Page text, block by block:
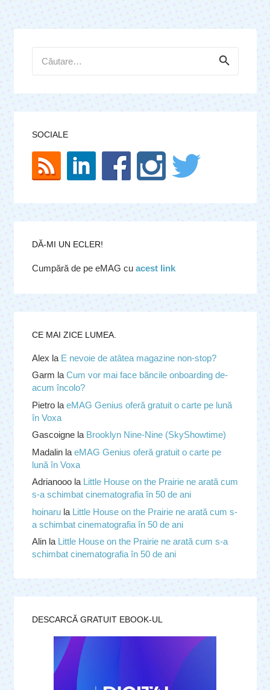
după:
SOCIALE
DĂ-MI UN ECLER!
Cumpără de pe eMAG cu acest link
CE MAI ZICE LUMEA.
Alex la E nevoie de atâtea magazine non-stop?
Garm la Cum vor mai face băncile onboarding de-
acum încolo?
Pietrola eMAG Genius oferă gratuit o carte pe lună
în Voxa
Gascoignela Brooklyn Nine-Nine (SkyShowtime)
Madalinla eMAG Genius oferă gratuit o carte pe
lună în Voxa
Adrianooola Little House on the Prairie ne arată cum
s-a schimbat cinematografia în 50 de ani
hoinarula Little House on the Prairie ne arată cum s-
a schimbat cinematografia în 50 de ani
Alinla Little House on the Prairie ne arată cum s-a
schimbat cinematografia în 50 de ani
DESCARCĂ GRATUIT EBOOK-UL